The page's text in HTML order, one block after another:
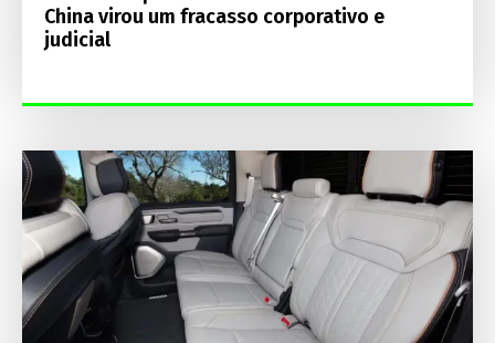
China virou um fracasso corporativo e
judicial